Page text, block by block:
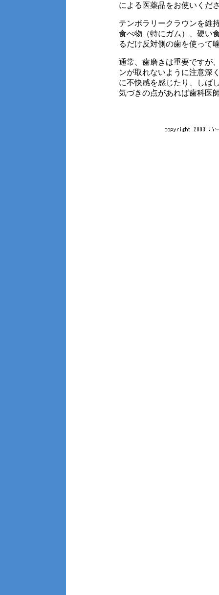
による医薬品をお使いくだ
テンポラリークラウンを維
食べ物（特にガム）、硬い
るだけ反対側の歯を使って
通常、歯磨きは重要ですが
ンが取れないように注意深
に不快感を感じたり、しば
気づきの点があれば歯科医